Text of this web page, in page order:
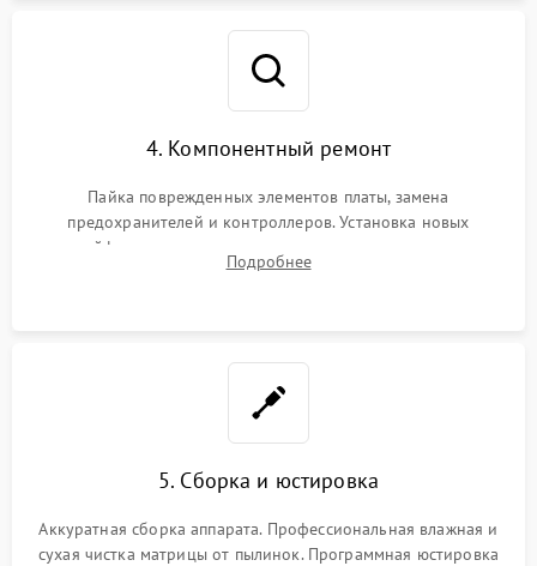
4. Компонентный ремонт
Пайка поврежденных элементов платы, замена
предохранителей и контроллеров. Установка новых
шлейфов, дисплея, механизма затвора или двигателя
автофокуса. Восстановление геометрии тубуса объектива
Подробнее
5. Сборка и юстировка
Аккуратная сборка аппарата. Профессиональная влажная и
сухая чистка матрицы от пылинок. Программная юстировка